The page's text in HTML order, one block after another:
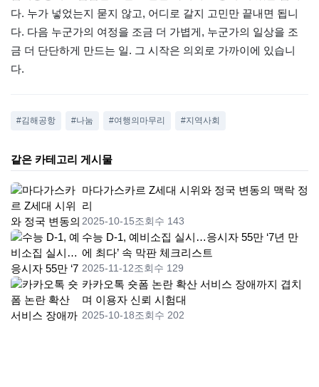
다. 누가 넣었는지 묻지 않고, 어디로 갈지 고민만 끝내면 됩니
다. 다음 누군가의 여정을 조금 더 가볍게, 누군가의 일상을 조
금 더 단단하게 만드는 일. 그 시작은 의외로 가까이에 있습니
다.
#김해공항 #나눔 #여행의마무리 #지역사회
같은 카테고리 게시물
마다가스카르 Z세대 시위와 정국 변동의 맥락 정
리
2025-10-15조회수 143
수능 D-1, 예비소집 실시…응시자 55만 ‘7년 만
에 최다’ 속 막판 체크리스트
2025-11-12조회수 129
카카오톡 숏폼 논란 확산 서비스 장애까지 겹치
며 이용자 신뢰 시험대
2025-10-18조회수 202